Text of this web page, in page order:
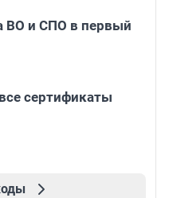
ВО и СПО в первый
сертификаты